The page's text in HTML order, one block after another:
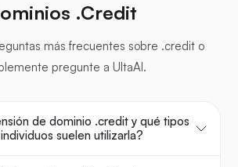
.Credit
más frecuentes sobre .credit o
pregunte a UltaAI.
de dominio .credit y qué tipos
suelen utilizarla?